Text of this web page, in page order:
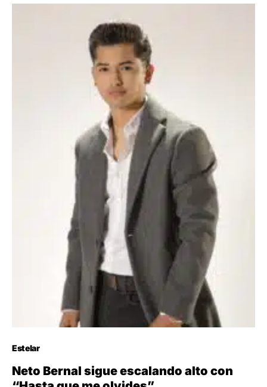
Estelar
Neto Bernal sigue escalando alto con